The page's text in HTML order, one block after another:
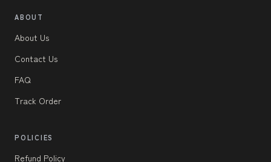
ABOUT
About Us
Contact Us
FAQ
Track Order
POLICIES
Refund Policy